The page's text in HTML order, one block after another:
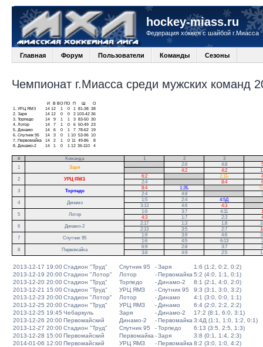
hockey-miass.ru
Федерация хоккея с шайбой г.Миасса
Главная Форум Пользователи Команды Сезоны
Чемпионат г.Миасса среди мужских команд
И В ВО ПО П
О
1.
УРЦ ЯМЗ 14 12 1 0 1 81-38 38
2. Заря 14 12 0 0 2 103-42 36
3. Торпедо 14 9 1 1 3 83-50 30
4. Лотор 14 7 1 0 6 50-49 23
5.
Динамо 14 6 0 1 7 78-62 19
6. Спутник 95 14 3 0 1 10 53-96 10
7.
Первомайка 14 2 1 0 11 49-86
8
8.
Динамо-2 14 1 0 1 12 36-110 4
# Команда 1 2 3
1
Заря
2:6 4:8
4:2 4:2
2
УРЦ ЯМЗ
6:2 2:1Б
2:4
8:4
3
Торпедо
8:4 1:2Б
2:4
4:8
4
Динамо
1:5 2:4 4:5Д
3:13
4:6 4:3
5
Лотор
1:6 3:7 4:11
4:3
1:7 2:3
6
Динамо-2
2:17 1:3 1:8
2:13
3:5 2:7
7
Спутник 95
1:9 3:9 4:6
1:6
4:5 6:13
8
Первомайка
6:9 2:8 3:7
3:8
4:9 2:5
2013-12-17 19:00Стадион "Труд" Спутник 95 -Заря
1:6 (1:2, 0:2, 0:2)
2013-12-19 20:00Стадион "Лотор" Лотор -Первомайка 5:2 (4:0, 1:1, 0:1)
2013-12-20 20:00Стадион "Труд" Торпедо - Динамо-2
8:1 (2:1, 4:0, 2:0)
2013-12-21 15:00Стадион "Труд" УРЦ ЯМЗ -Спутник 95
9:3 (3:1, 3:0, 3:2)
2013-12-23 20:00Стадион "Лотор" Лотор - Динамо
4:1 (3:0, 0:0, 1:1)
2013-12-25 20:00Стадион "Труд" УРЦ ЯМЗ - Динамо
6:4 (2:0, 2:2, 2:2)
2013-12-25 19:45 Чебаркуль Заря - Динамо-2
17:2 (8:1, 6:0, 3:1)
2013-12-26 20:00Первомайский Динамо-2 -Первомайка 3:4Д (1:1, 1:0, 1:2, 0:1)
2013-12-27 20:00Стадион "Труд" Спутник 95 -Торпедо
6:13 (3:5, 2:5, 1:3)
2013-12-28 15:00Первомайский Первомайка -Заря
3:8 (0:1, 1:4, 2:3)
2014-01-06 12:00Первомайский УРЦ ЯМЗ -Первомайка 8:2 (3:0, 1:0, 4:2)